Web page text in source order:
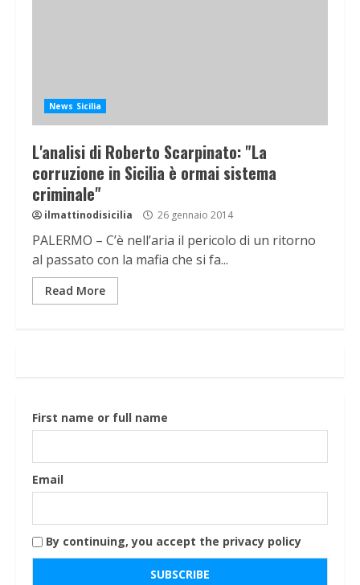
News Sicilia
L'analisi di Roberto Scarpinato: "La
corruzione in Sicilia è ormai sistema
criminale"
ilmattinodisicilia 26 gennaio 2014
PALERMO – C’è nell’aria il pericolo di un ritorno
al passato con la mafia che si fa...
Read More
First name or full name
Email
By continuing, you accept the privacy policy